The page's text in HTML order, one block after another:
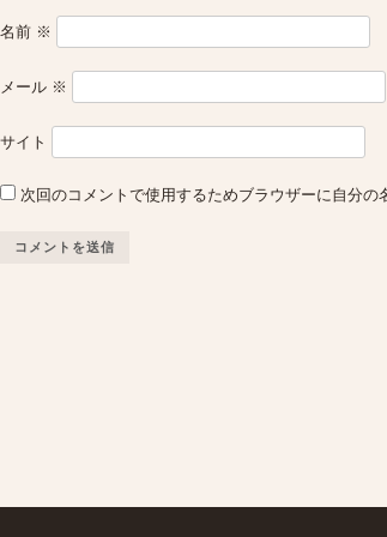
名前 ※
メール ※
サイト
次回のコメントで使用するためブラウザーに自分の